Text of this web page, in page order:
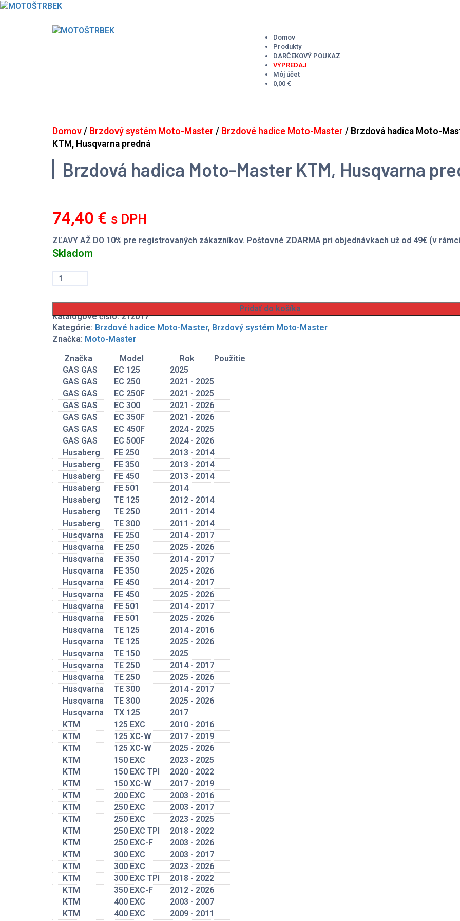
Domov
Produkty
DARČEKOVÝ POUKAZ
VÝPREDAJ
Môj účet
0,00 €
Domov / Brzdový systém Moto-Master / Brzdové hadice Moto-Master / Brzdová hadica Moto-
KTM, Husqvarna predná
Brzdová hadica Moto-Master KTM, Husqvarna
74,40 € s DPH
ZĽAVY AŽ DO 10% pre registrovaných zákazníkov. Poštovné ZDARMA pri objednávkach už od 49€ (v
Skladom
Brzdová
hadica
Moto-
KTM,
Husqvarna
predná
Pridať do košíka
Katalógové číslo:212017
Kategórie: Brzdové hadice Moto-Master, Brzdový systém Moto-Master
Značka: Moto-Master
Značka
Model Rok
Použitie
GAS GAS
EC 125
2025
GAS GAS
EC 250
2021 - 2025
GAS GAS
EC 250F
2021 - 2025
GAS GAS
EC 300
2021 - 2026
GAS GAS
EC 350F
2021 - 2026
GAS GAS
EC 450F
2024 - 2025
GAS GAS
EC 500F
2024 - 2026
Husaberg
FE 250
2013 - 2014
Husaberg
FE 350
2013 - 2014
Husaberg
FE 450
2013 - 2014
Husaberg
FE 501
2014
Husaberg
TE 125
2012 - 2014
Husaberg
TE 250
2011 - 2014
Husaberg
TE 300
2011 - 2014
Husqvarna
FE 250
2014 - 2017
Husqvarna
FE 250
2025 - 2026
Husqvarna
FE 350
2014 - 2017
Husqvarna
FE 350
2025 - 2026
Husqvarna
FE 450
2014 - 2017
Husqvarna
FE 450
2025 - 2026
Husqvarna
FE 501
2014 - 2017
Husqvarna
FE 501
2025 - 2026
Husqvarna
TE 125
2014 - 2016
Husqvarna
TE 125
2025 - 2026
Husqvarna
TE 150
2025
Husqvarna
TE 250
2014 - 2017
Husqvarna
TE 250
2025 - 2026
Husqvarna
TE 300
2014 - 2017
Husqvarna
TE 300
2025 - 2026
Husqvarna
TX 125
2017
KTM
125 EXC
2010 - 2016
KTM
125 XC-W
2017 - 2019
KTM
125 XC-W
2025 - 2026
KTM
150 EXC
2023 - 2025
KTM
150 EXC TPI
2020 - 2022
KTM
150 XC-W
2017 - 2019
KTM
200 EXC
2003 - 2016
KTM
250 EXC
2003 - 2017
KTM
250 EXC
2023 - 2025
KTM
250 EXC TPI
2018 - 2022
KTM
250 EXC-F
2003 - 2026
KTM
300 EXC
2003 - 2017
KTM
300 EXC
2023 - 2026
KTM
300 EXC TPI
2018 - 2022
KTM
350 EXC-F
2012 - 2026
KTM
400 EXC
2003 - 2007
KTM
400 EXC
2009 - 2011